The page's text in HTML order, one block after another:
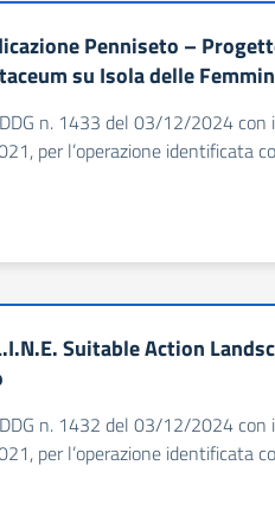
Penniseto –
su Isola delle
n. 1433 del 03/12/2024
per l’operazione identificata
Suitable Action
n. 1432 del 03/12/2024
per l’operazione identificata